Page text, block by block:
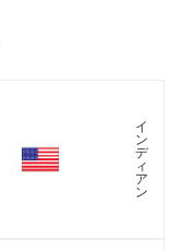
イ
ン
デ
ィ
ア
ン